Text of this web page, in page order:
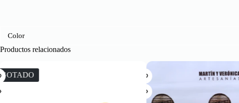
Color
Productos relacionados
AGOTADO